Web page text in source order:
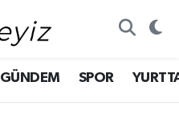
GÜNDEM SPOR